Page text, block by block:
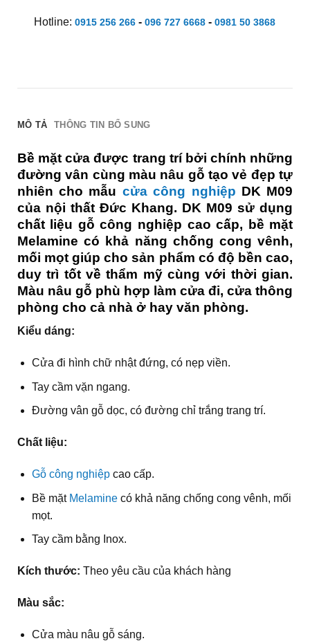
Hotline: 0915 256 266- 096 727 6668- 0981 50 3868
MÔ TẢ THÔNG TIN BỔ SUNG
Bề mặt cửa được trang trí bởi chính những
đường vân cùng màu nâu gỗ tạo vẻ đẹp tự
nhiên cho mẫu cửa công nghiệp DK M09
của nội thất Đức Khang. DK M09 sử dụng
chất liệu gỗ công nghiệp cao cấp, bề mặt
Melamine có khả năng chống cong vênh,
mối mọt giúp cho sản phẩm có độ bền cao,
duy trì tốt về thẩm mỹ cùng với thời gian.
Màu nâu gỗ phù hợp làm cửa đi, cửa thông
phòng cho cả nhà ở hay văn phòng.
Kiểu dáng:
Cửa đi hình chữ nhật đứng, có nẹp viền.
Tay cầm vặn ngang.
Đường vân gỗ dọc, có đường chỉ trắng trang trí.
Chất liệu:
Gỗ công nghiệpcao cấp.
Bề mặt Melaminecó khả năng chống cong vênh, mối
mọt.
Tay cầm bằng Inox.
Kích thước: Theo yêu cầu của khách hàng
Màu sắc:
Cửa màu nâu gỗ sáng.